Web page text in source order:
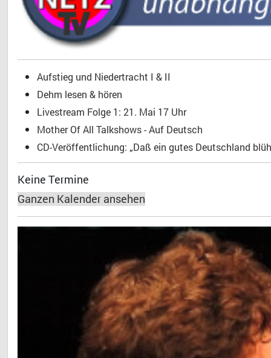
Aufstieg und Niedertracht I & II
Dehm lesen & hören
Livestream Folge 1: 21. Mai 17 Uhr
Mother Of All Talkshows - Auf Deutsch
CD-Veröffentlichung: „Daß ein gutes Deutschland
Keine Termine
Ganzen Kalender ansehen